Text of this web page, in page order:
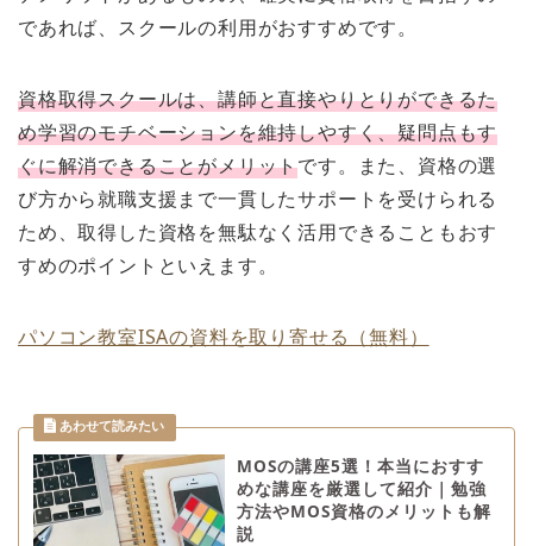
であれば、スクールの利用がおすすめです。
資格取得スクールは、講師と直接やりとりができるた
め学習のモチベーションを維持しやすく、疑問点もす
ぐに解消できることがメリットです。また、資格の選
び方から就職支援まで一貫したサポートを受けられる
ため、取得した資格を無駄なく活用できることもおす
すめのポイントといえます。
パソコン教室ISAの資料を取り寄せる（無料）
MOSの講座5選！本当におすす
めな講座を厳選して紹介｜勉強
方法やMOS資格のメリットも解
説